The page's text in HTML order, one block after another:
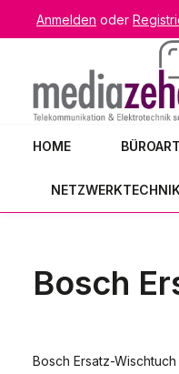
Hauptinhalt springen
Zur Suche springen
Zur Hauptnavigation
Anmelden oder
HOME
NETZWERKTECHNIK
Bosch
Bosch Ersatz-